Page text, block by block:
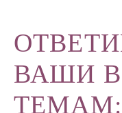
ВАШИ
ТЕМАМ: